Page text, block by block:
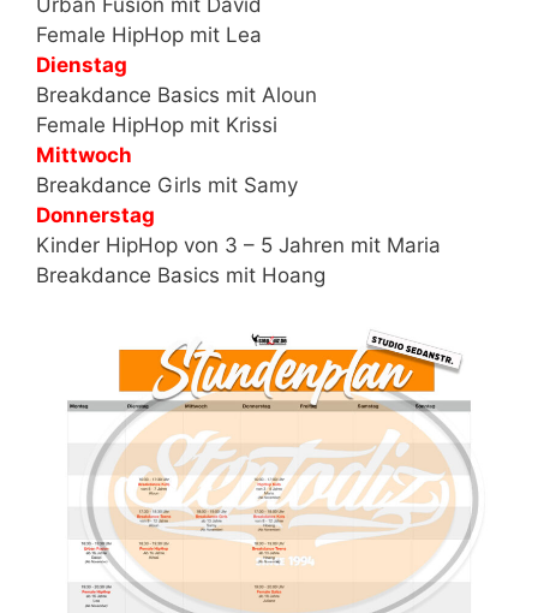
Urban Fusion mit David
Female HipHop mit Lea
Dienstag
Breakdance Basics mit Aloun
Female HipHop mit Krissi
Mittwoch
Breakdance Girls mit Samy
Donnerstag
Kinder HipHop von 3 – 5 Jahren mit Maria
Breakdance Basics mit Hoang